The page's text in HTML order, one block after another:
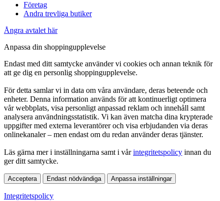
Företag
Andra trevliga butiker
Ångra avtalet här
Anpassa din shoppingupplevelse
Endast med ditt samtycke använder vi cookies och annan teknik för
att ge dig en personlig shoppingupplevelse.
För detta samlar vi in data om våra användare, deras beteende och
enheter. Denna information används för att kontinuerligt optimera
vår webbplats, visa personligt anpassad reklam och innehåll samt
analysera användningsstatistik. Vi kan även matcha dina krypterade
uppgifter med externa leverantörer och visa erbjudanden via deras
onlinekanaler – men endast om du redan använder deras tjänster.
Läs gärna mer i inställningarna samt i vårintegritetspolicy innan du
ger ditt samtycke.
Acceptera Endast nödvändiga Anpassa inställningar
Integritetspolicy